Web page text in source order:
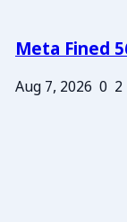
Meta Fined
Aug 7, 2026 0 2